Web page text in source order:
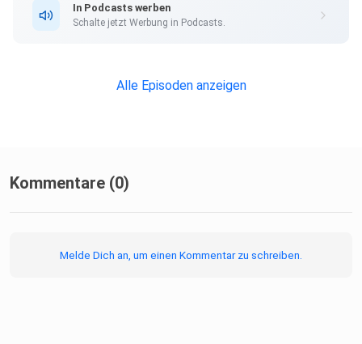
Dort erhältst du alle Informationen zu unseren kostenlosen
In Podcasts werben
Schalte jetzt Werbung in Podcasts.
Alle Episoden anzeigen
Kommentare (0)
Melde Dich an, um einen Kommentar zu schreiben.